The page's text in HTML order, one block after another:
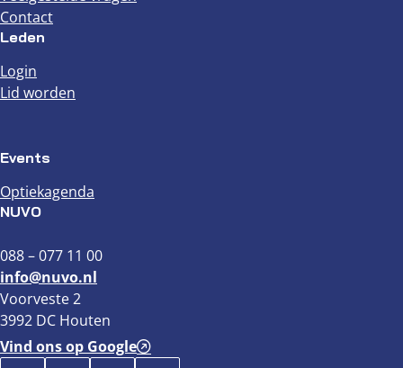
Contact
Leden
Login
Lid worden
Events
Optiekagenda
NUVO
088 – 077 11 00
info@nuvo.nl
Voorveste 2
3992 DC Houten
Vind ons op Google